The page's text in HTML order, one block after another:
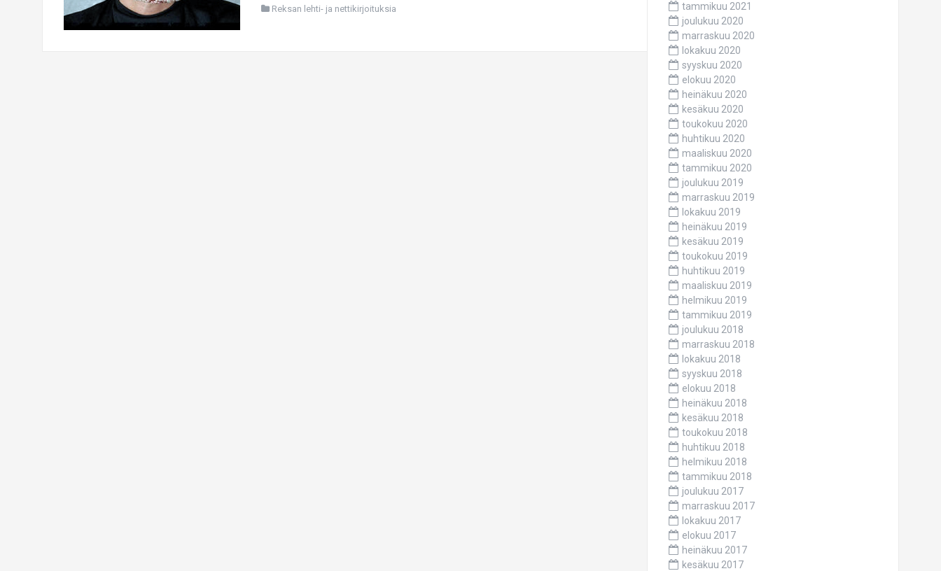
Reksan lehti- ja nettikirjoituksia
tammikuu 2021
joulukuu 2020
marraskuu 2020
lokakuu 2020
syyskuu 2020
elokuu 2020
heinäkuu 2020
kesäkuu 2020
toukokuu 2020
huhtikuu 2020
maaliskuu 2020
tammikuu 2020
joulukuu 2019
marraskuu 2019
lokakuu 2019
heinäkuu 2019
kesäkuu 2019
toukokuu 2019
huhtikuu 2019
maaliskuu 2019
helmikuu 2019
tammikuu 2019
joulukuu 2018
marraskuu 2018
lokakuu 2018
syyskuu 2018
elokuu 2018
heinäkuu 2018
kesäkuu 2018
toukokuu 2018
huhtikuu 2018
helmikuu 2018
tammikuu 2018
joulukuu 2017
marraskuu 2017
lokakuu 2017
elokuu 2017
heinäkuu 2017
kesäkuu 2017